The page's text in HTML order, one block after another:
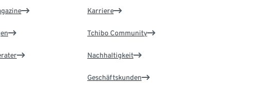
Karriere
Tchibo Community
Nachhaltigkeit
Geschäftskunden